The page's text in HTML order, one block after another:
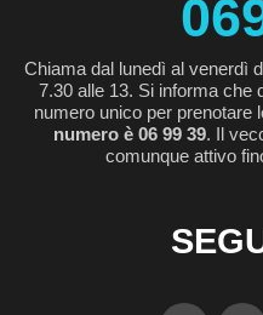
Chiama dal lunedì al venerdì
7.30 alle 13. Si informa che
numero unico per prenotare
numero è 06 99 39. Il
comunque attivo